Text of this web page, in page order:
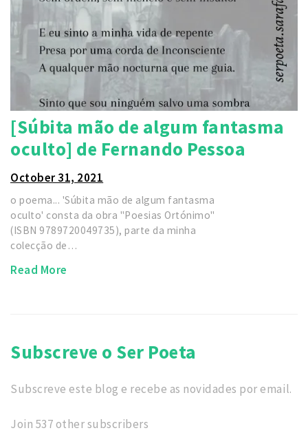
[Súbita mão de algum fantasma
oculto] de Fernando Pessoa
October 31, 2021
o poema... 'Súbita mão de algum fantasma
oculto' consta da obra "Poesias Ortónimo"
(ISBN 9789720049735), parte da minha
colecção de…
Read More
Subscreve o Ser Poeta
Subscreve este blog e recebe as novidades por email.
Join 537 other subscribers